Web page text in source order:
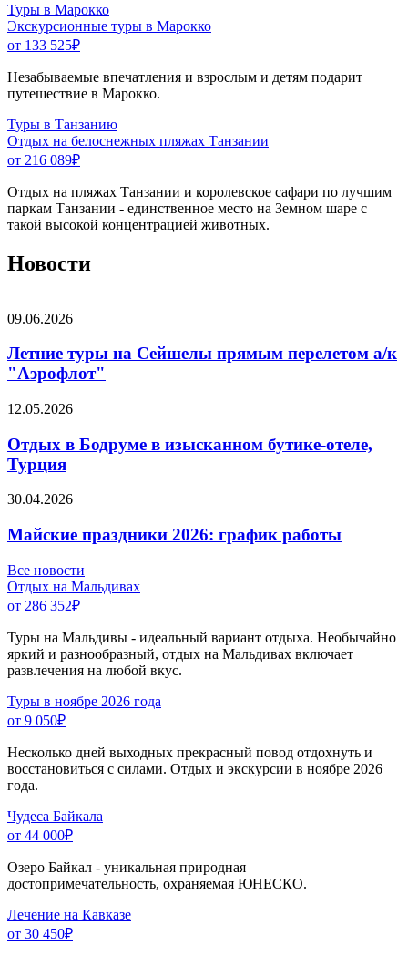
Туры в Марокко
Экскурсионные туры в Марокко
от 133 525₽
Незабываемые впечатления и взрослым и детям подарит
путешествие в Марокко.
Туры в Танзанию
Отдых на белоснежных пляжах Танзании
от 216 089₽
Отдых на пляжах Танзании и королевское сафари по лучшим
паркам Танзании - единственное место на Земном шаре с
такой высокой концентрацией животных.
Новости
09.06.2026
Летние туры на Сейшелы прямым перелетом а/к
"Аэрофлот"
12.05.2026
Отдых в Бодруме в изысканном бутике-отеле,
Турция
30.04.2026
Майские праздники 2026: график работы
Все новости
Отдых на Мальдивах
от 286 352₽
Туры на Мальдивы - идеальный вариант отдыха. Необычайно
яркий и разнообразный, отдых на Мальдивах включает
развлечения на любой вкус.
Туры в ноябре 2026 года
от 9 050₽
Несколько дней выходных прекрасный повод отдохнуть и
восстановиться с силами. Отдых и экскурсии в ноябре 2026
года.
Чудеса Байкала
от 44 000₽
Озеро Байкал - уникальная природная
достопримечательность, охраняемая ЮНЕСКО.
Лечение на Кавказе
от 30 450₽